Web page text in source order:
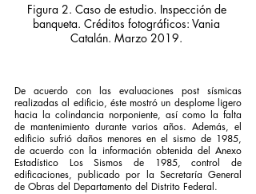
Figura 2. Caso de estudio. Inspección de
banqueta. Créditos fotográficos: Vania
Catalán. Marzo 2019.
De acuerdo con las evaluaciones post sísmicas
realizadas al edificio, éste mostró un desplome ligero
hacia la colindancia norponiente, así como la falta
de mantenimiento durante varios años. Además, el
edificio sufrió daños menores en el sismo de 1985,
de acuerdo con la información obtenida del Anexo
Estadístico Los Sismos de 1985, control de
edificaciones, publicado por la Secretaría General
de Obras del Departamento del Distrito Federal.